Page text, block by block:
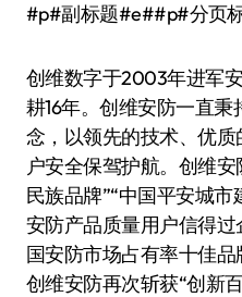
#p#副标题#e##p#分页
创维数字于2003年进军
耕16年。创维安防一直秉
念，以领先的技术、优
户安全保驾护航。创维
民族品牌”“中国平安城
安防产品质量用户信得过
国安防市场占有率十佳品
创维安防再次斩获“创新